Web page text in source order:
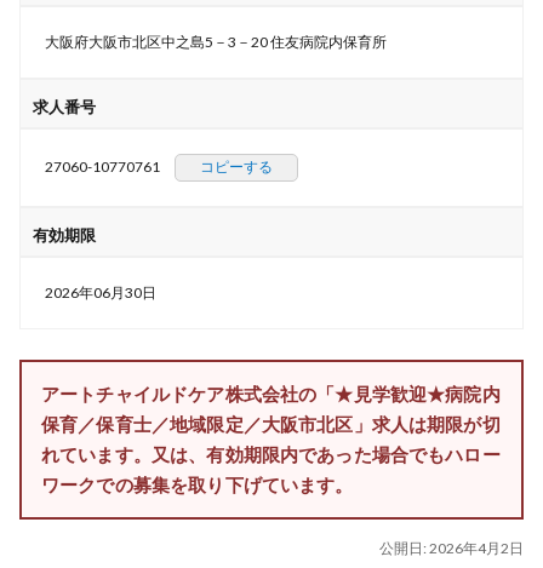
大阪府大阪市北区中之島5－3－20 住友病院内保育所
求人番号
27060-10770761 コピーする
有効期限
2026年06月30日
アートチャイルドケア株式会社の「★見学歓迎★病院内
保育／保育士／地域限定／大阪市北区」求人は期限が切
れています。又は、有効期限内であった場合でもハロー
ワークでの募集を取り下げています。
公開日: 2026年4月2日